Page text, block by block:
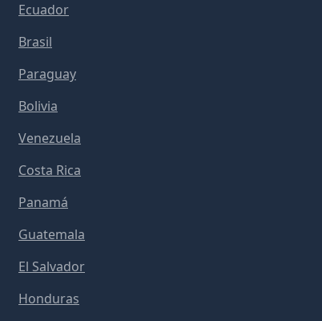
Ecuador
Brasil
Paraguay
Bolivia
Venezuela
Costa Rica
Panamá
Guatemala
El Salvador
Honduras